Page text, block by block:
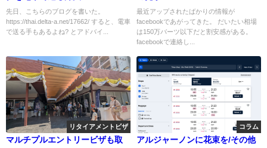
先日、こちらのブログを書いた。
https://thai.delta-a.net/17662/ すると、電車
で送る手もあるよね? とアドバイ...
最近アップされたばかりの情報が
facebookであがってきた。 だいたい相場
は150万バーツ以下だと割安感がある。
facebookで連絡し...
リタイアメントビザ
マルチプルエントリービザも取
コラム
アルジャーノンに花束を/その他